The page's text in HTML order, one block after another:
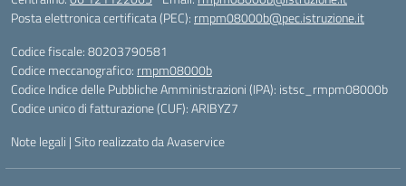
Posta elettronica certificata (PEC): rmpm08000b@pec.istruzione.it
Codice fiscale: 80203790581
Codice meccanografico: rmpm08000b
Codice Indice delle Pubbliche Amministrazioni (IPA): istsc_rmpm08000b
Codice unico di fatturazione (CUF): ARIBYZ7
Note legali |Sito realizzato da Avaservice